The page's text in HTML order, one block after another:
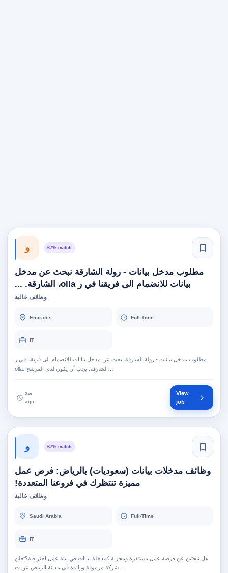
و 67% match
مطلوب مدخل بيانات - رولة الشارقة نبحث عن مدخل
بيانات للانضمام الى فريقنا في ر olla، الشارقة. ...
وظائف خالية
Emirates Full-Time
IT
مطلوب مدخل بيانات - رولة الشارقة نبحث عن مدخل بيانات للانضمام الى فريقنا في ر
3w
ago
View
job
و 67% match
وظائف مدخلات بيانات (سعوديات) بالرياض: فرص عمل
مميزة تنتظرك في فروعنا المتعددة!
وظائف خالية
Saudi Arabia Full-Time
IT
هل تبحثين عن فرصة عمل مستقرة ومجزية كمدخلة بيانات في بيئة عمل احترافية؟تعلن